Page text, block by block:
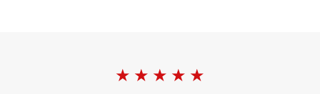
★ ★ ★ ★ ★